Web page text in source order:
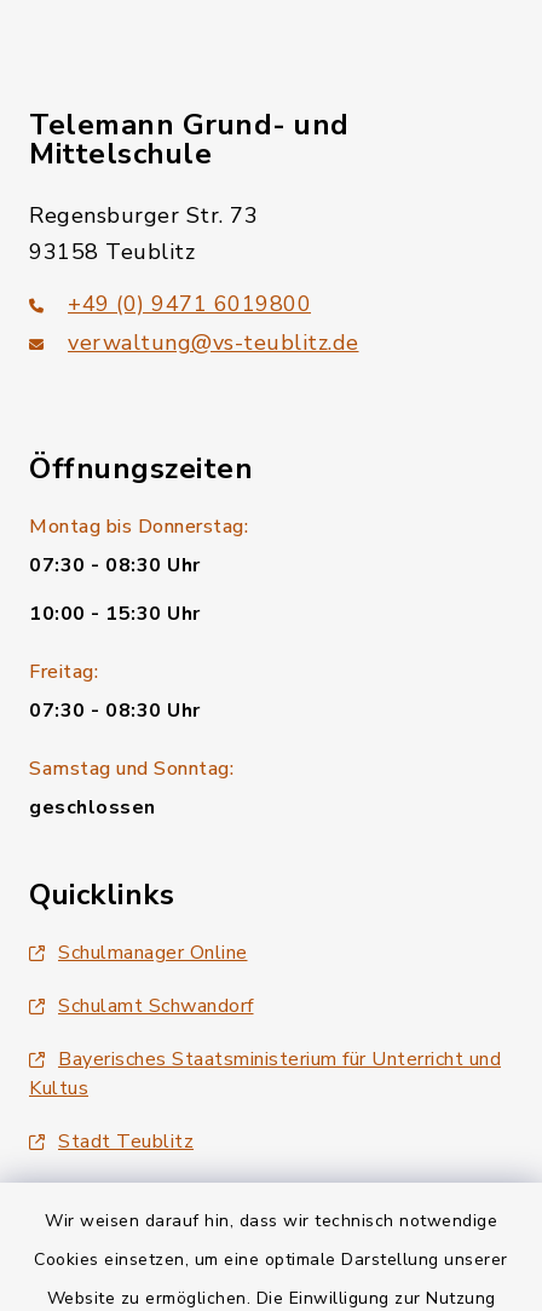
Wir weisen darauf hin, dass wir technisch notwendige
Cookies einsetzen, um eine optimale Darstellung unserer
Website zu ermöglichen. Die Einwilligung zur Nutzung
Telemann Grund- und
Mittelschule
Regensburger Str. 73
93158 Teublitz
+49 (0) 9471 6019800
verwaltung@vs-teublitz.de
Öffnungszeiten
Montag bis Donnerstag:
07:30 - 08:30 Uhr
10:00 - 15:30 Uhr
Freitag:
07:30 - 08:30 Uhr
Samstag und Sonntag:
geschlossen
Quicklinks
Schulmanager Online
Schulamt Schwandorf
Bayerisches Staatsministerium für Unterricht und
Kultus
Stadt Teublitz